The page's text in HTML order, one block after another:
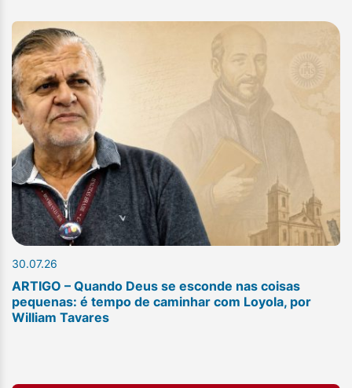
30.07.26
ARTIGO – Quando Deus se esconde nas coisas
pequenas: é tempo de caminhar com Loyola, por
William Tavares